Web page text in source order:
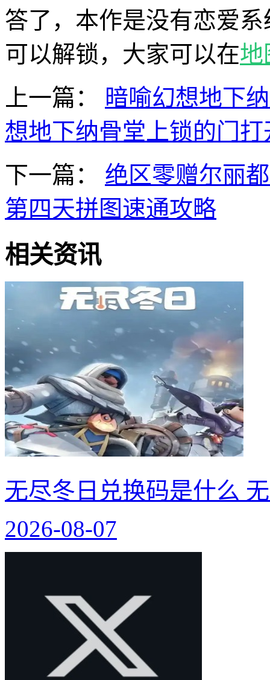
答了，本作是没有恋爱
可以解锁，大家可以在地
上一篇：
暗喻幻想地下
想地下纳骨堂上锁的门打
下一篇：
绝区零赠尔丽
第四天拼图速通攻略
相关资讯
无尽冬日兑换码是什么
2026-08-07